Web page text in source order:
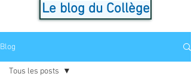
Le blog du Collège
Blog
Tous les posts